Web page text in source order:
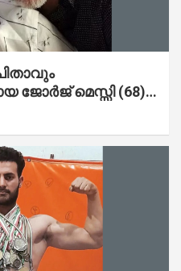
ജോർജ് മെസ്സി (68)